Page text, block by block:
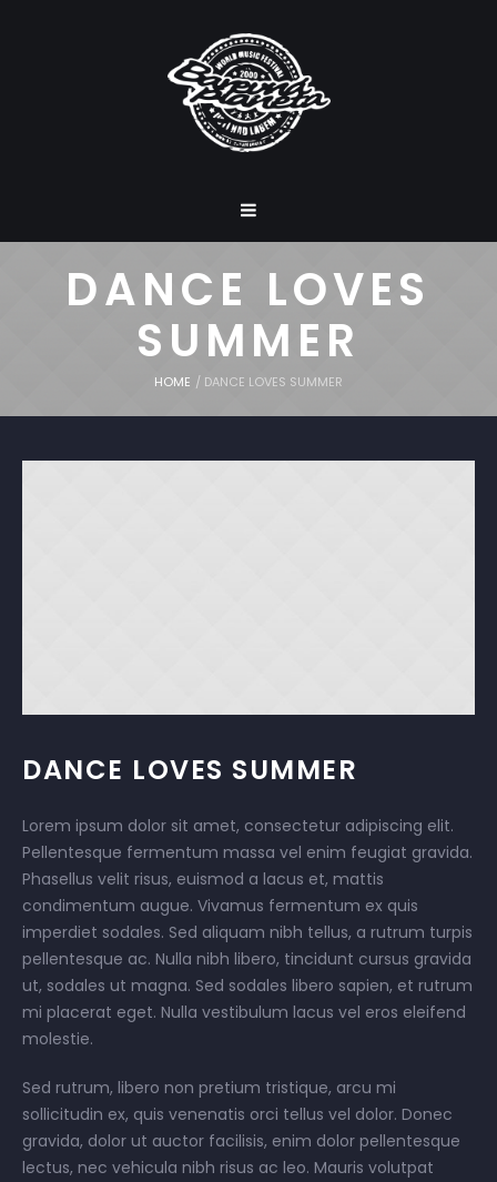
DANCE LOVES
SUMMER
HOME / DANCE LOVES SUMMER
DANCE LOVES SUMMER
Lorem ipsum dolor sit amet, consectetur adipiscing elit.
Pellentesque fermentum massa vel enim feugiat gravida.
Phasellus velit risus, euismod a lacus et, mattis
condimentum augue. Vivamus fermentum ex quis
imperdiet sodales. Sed aliquam nibh tellus, a rutrum turpis
pellentesque ac. Nulla nibh libero, tincidunt cursus gravida
ut, sodales ut magna. Sed sodales libero sapien, et rutrum
mi placerat eget. Nulla vestibulum lacus vel eros eleifend
molestie.
Sed rutrum, libero non pretium tristique, arcu mi
sollicitudin ex, quis venenatis orci tellus vel dolor. Donec
gravida, dolor ut auctor facilisis, enim dolor pellentesque
lectus, nec vehicula nibh risus ac leo. Mauris volutpat